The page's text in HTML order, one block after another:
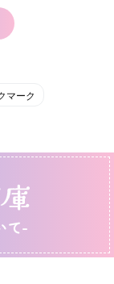
マーク
て-